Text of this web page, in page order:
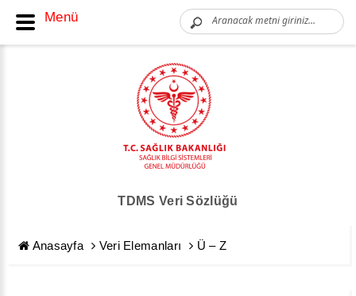
TDMS Veri Sözlüğü
Anasayfa Veri Elemanları Ü – Z
Menü